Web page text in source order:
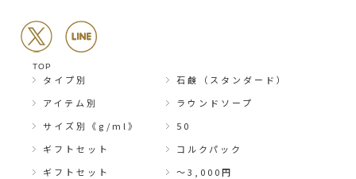
TOP
タイプ別
石鹸（スタンダード）
アイテム別
ラウンドソープ
サイズ別《g/ml》
50
ギフトセット
コルクパック
ギフトセット
〜3,000円